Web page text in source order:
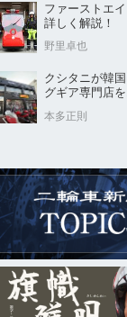
ファーストエ
詳しく解説！
野里卓也
クシタニが韓
グギア専門店を
に展開
本多正則